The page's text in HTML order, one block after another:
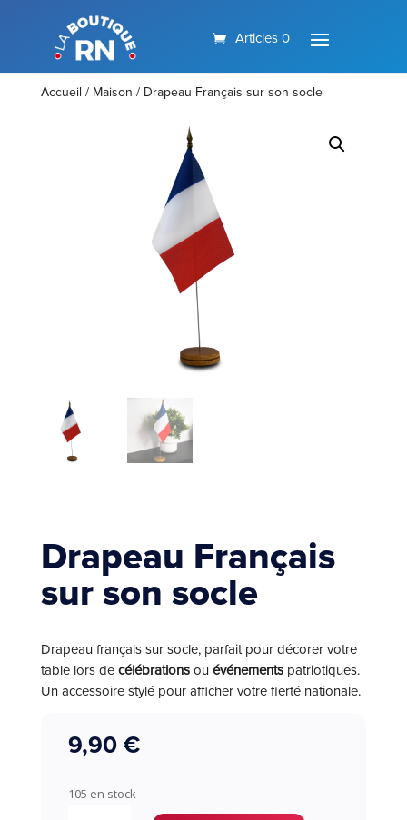
Articles 0
Accueil / Maison / Drapeau Français sur son socle
Drapeau Français
sur son socle
Drapeau français sur socle, parfait pour décorer votre
table lors decélébrationsou événementspatriotiques.
Un accessoire stylé pour afficher votre fierté nationale.
9,90 €
105 en stock